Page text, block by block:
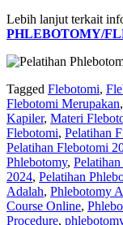
Lebih lanjut terkait
PHLEBOTOMY/
Tagged Flebotomi,
Flebotomi Merupakan,
Kapiler, Materi
Flebotomi, Pelatihan
Pelatihan Flebotomi
Phlebotomy,
2024, Pelatihan
Adalah, Phlebotomy
Course Online,
Procedure,